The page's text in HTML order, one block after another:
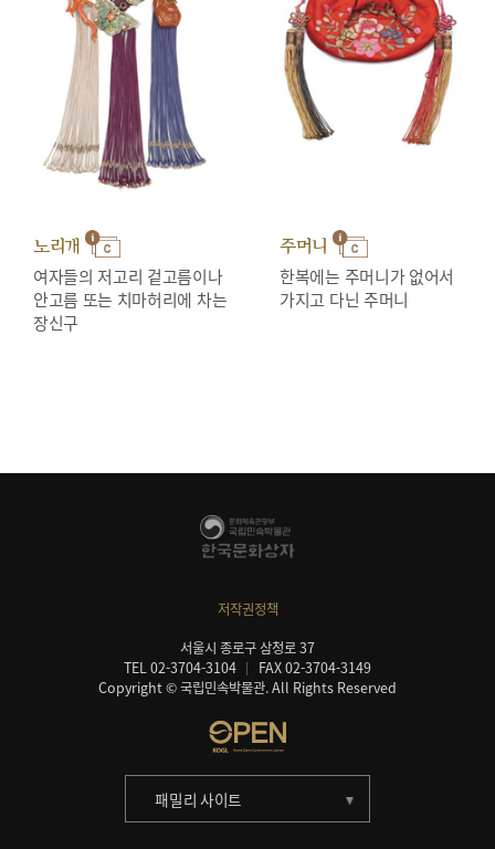
노리개
여자들의 저고리 겉고름이나
안고름 또는 치마허리에 차는
장신구
주머니
한복에는 주머니가 없어서
가지고 다닌 주머니
저작권정책
서울시 종로구 삼청로 37
TEL 02-3704-3104
FAX 02-3704-3149
Copyright © 국립민속박물관. All Rights Reserved
패밀리 사이트